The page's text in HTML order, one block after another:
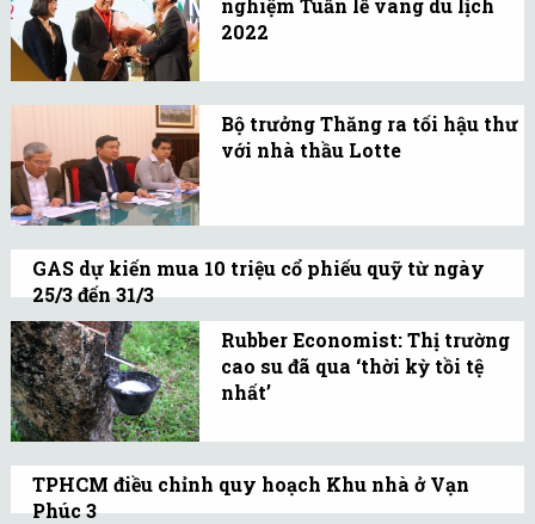
phí.
nghiệm Tuần lễ vàng du lịch
2022
2022 với sự đồng hành
của hãng hàng không
phố Đà Lạt, tỉnh Lâm
Đồng
Bộ trưởng Thăng ra tối hậu thư
với nhà thầu Lotte
trưởng Đinh La Thăng
nói với nhà thầu thuộc
tập đoàn Lotte.
GAS dự kiến mua 10 triệu cổ phiếu quỹ từ ngày
25/3 đến 31/3
Giá tối đa mua cổ phiếu quỹ là 100.000
đồng/đơn vị, nguồn vốn từ Quỹ đầu tư Phát
triển.
Rubber Economist: Thị trường
cao su đã qua ‘thời kỳ tồi tệ
nhất’
Rubber Economist, lạc
TPHCM điều chỉnh quy hoạch Khu nhà ở Vạn
Phúc 3